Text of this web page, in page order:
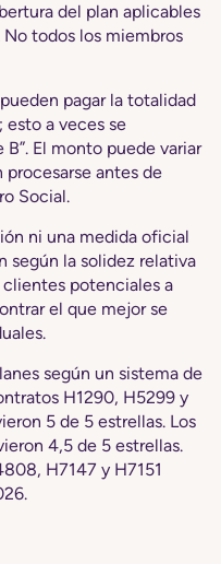
del plan aplicables
todos los miembros
pagar la totalidad
esto a veces se
El monto puede variar
procesarse antes de
Social.
ni una medida oficial
según la solidez relativa
potenciales a
el que mejor se
según un sistema de
H1290, H5299 y
5 de 5 estrellas. Los
4,5 de 5 estrellas.
H7147 y H7151